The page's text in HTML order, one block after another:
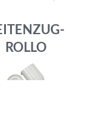
ROLLO